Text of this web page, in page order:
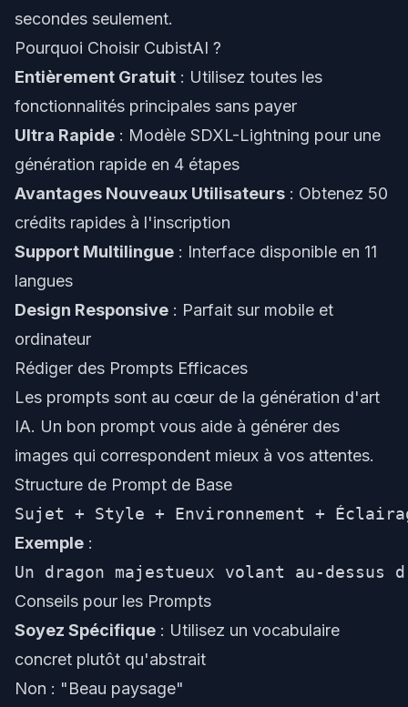
secondes seulement.
Pourquoi Choisir CubistAI ?
Entièrement Gratuit : Utilisez toutes les
fonctionnalités principales sans payer
Ultra Rapide : Modèle SDXL-Lightning pour une
génération rapide en 4 étapes
Avantages Nouveaux Utilisateurs : Obtenez 50
crédits rapides à l'inscription
Support Multilingue : Interface disponible en 11
langues
Design Responsive : Parfait sur mobile et
ordinateur
Rédiger des Prompts Efficaces
Les prompts sont au cœur de la génération d'art
IA. Un bon prompt vous aide à générer des
images qui correspondent mieux à vos attentes.
Structure de Prompt de Base
Exemple :
Conseils pour les Prompts
Soyez Spécifique : Utilisez un vocabulaire
concret plutôt qu'abstrait
Non : "Beau paysage"